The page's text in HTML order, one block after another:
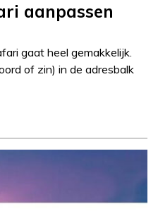
aanpassen
gaat heel gemakkelijk.
of zin) in de adresbalk